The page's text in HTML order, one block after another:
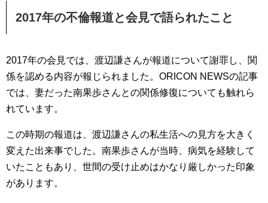
2017年の不倫報道と会見で語られたこと
2017年の会見では、渡辺謙さんが報道について謝罪し、関
係を認める内容が報じられました。ORICON NEWSの記事
では、妻だった南果歩さんとの関係修復についても触れら
れています。
この時期の報道は、渡辺謙さんの私生活への見方を大きく
変えた出来事でした。南果歩さんが当時、病気を経験して
いたこともあり、世間の受け止めはかなり厳しかった印象
があります。